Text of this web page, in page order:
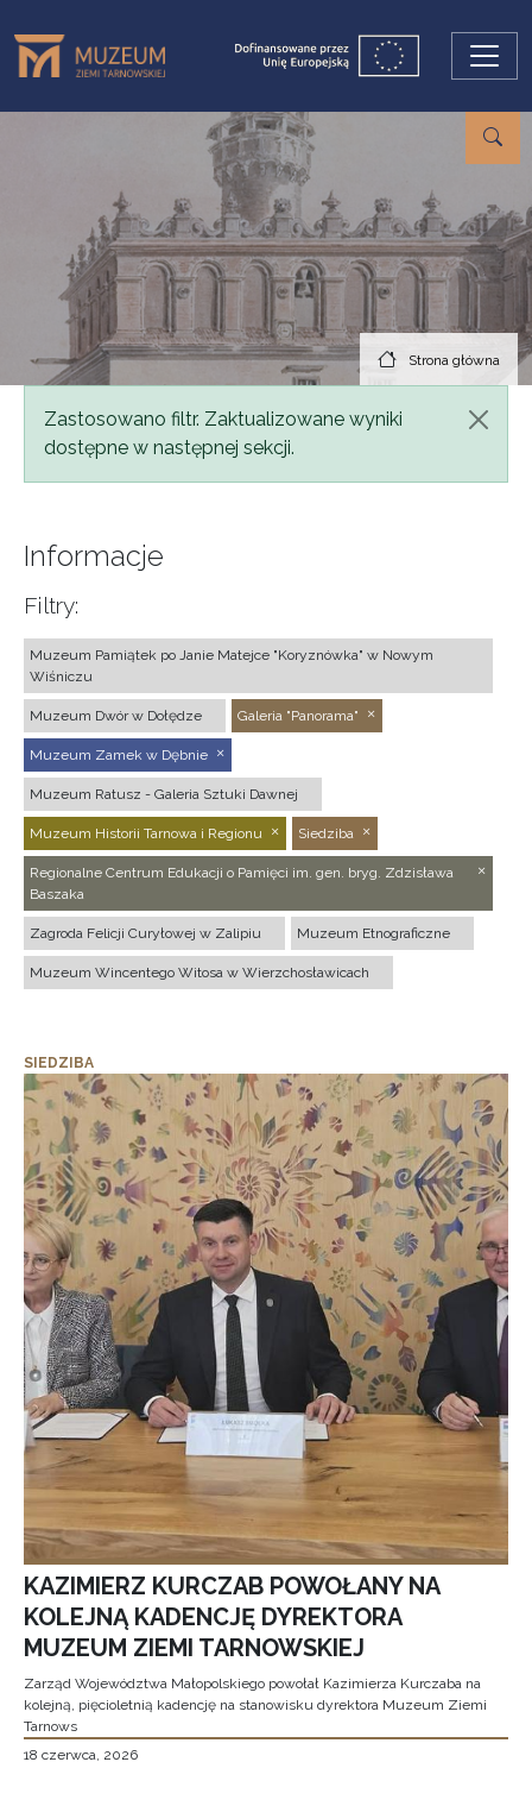
Strona główna
Komunikat
Zastosowano filtr. Zaktualizowane wyniki
dostępne w następnej sekcji.
Informacje
Filtry:
Muzeum Pamiątek po Janie Matejce "Koryznówka" w Nowym
Wiśniczu
Muzeum Dwór w Dołędze Galeria "Panorama"
Muzeum Zamek w Dębnie
Muzeum Ratusz - Galeria Sztuki Dawnej
Muzeum Historii Tarnowa i Regionu Siedziba
Regionalne Centrum Edukacji o Pamięci im. gen. bryg. Zdzisława
Baszaka
Zagroda Felicji Curyłowej w Zalipiu Muzeum Etnograficzne
Muzeum Wincentego Witosa w Wierzchosławicach
SIEDZIBA
KAZIMIERZ KURCZAB POWOŁANY NA
KOLEJNĄ KADENCJĘ DYREKTORA
MUZEUM ZIEMI TARNOWSKIEJ
Zarząd Województwa Małopolskiego powołał Kazimierza Kurczaba na
kolejną, pięcioletnią kadencję na stanowisku dyrektora Muzeum Ziemi
Tarnows
18 czerwca, 2026